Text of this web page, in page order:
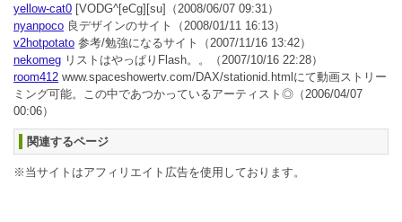
yellow-cat0 [VODG^[eCg][su]
（2008/06/07 09:31）
nyanpoco 良デザインのサイト
（2008/01/11 16:13）
v2hotpotato 参考/勉強になるサイト
（2007/11/16 13:42）
nekomeg リストはやっぱりFlash。。
（2007/10/16 22:28）
room412 www.spaceshowertv.com/DAX/stationid.htmlにて動画ストリー
ミング可能。この中であつかっているアーティスト◎ （2006/04/07
00:06）
関連するページ
※当サイトはアフィリエイト広告を使用しております。